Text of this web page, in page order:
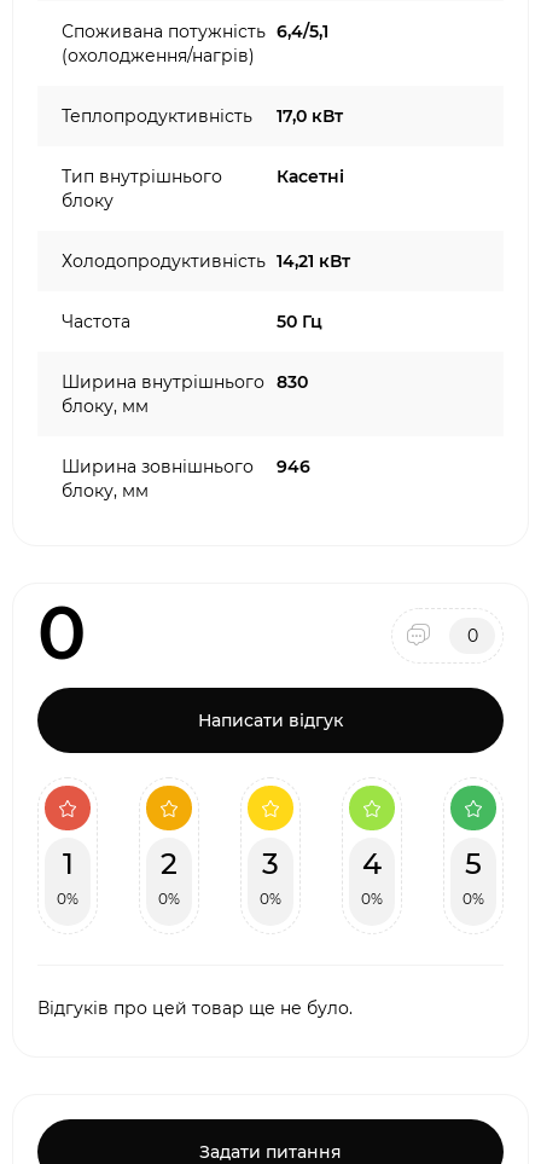
Споживана потужність
(охолодження/нагрів)
6,4/5,1
Теплопродуктивність 17,0 кВт
Тип внутрішнього
блоку
Касетні
Холодопродуктивність 14,21 кВт
Частота 50 Гц
Ширина внутрішнього
блоку, мм
830
Ширина зовнішнього
блоку, мм
946
0 0
Написати відгук
1
0%
2
0%
3
0%
4
0%
5
0%
Відгуків про цей товар ще не було.
Задати питання